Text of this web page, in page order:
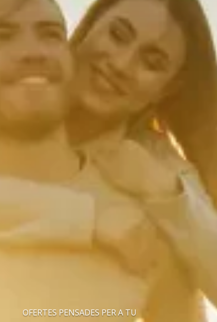
OFERTES PENSADES PER A TU